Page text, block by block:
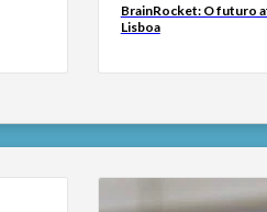
BrainRocket: O futuro
Lisboa